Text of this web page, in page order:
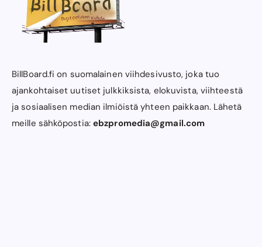
BillBoard.fi on suomalainen viihdesivusto, joka tuo
ajankohtaiset uutiset julkkiksista, elokuvista, viihteestä
ja sosiaalisen median ilmiöistä yhteen paikkaan. Lähetä
meille sähköpostia: ebzpromedia@gmail.com